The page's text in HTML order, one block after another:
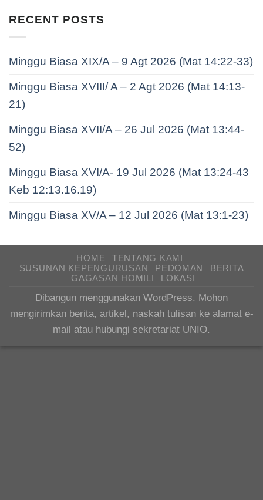
RECENT POSTS
Minggu Biasa XIX/A – 9 Agt 2026 (Mat 14:22-33)
Minggu Biasa XVIII/ A – 2 Agt 2026 (Mat 14:13-
21)
Minggu Biasa XVII/A – 26 Jul 2026 (Mat 13:44-
52)
Minggu Biasa XVI/A- 19 Jul 2026 (Mat 13:24-43
Keb 12:13.16.19)
Minggu Biasa XV/A – 12 Jul 2026 (Mat 13:1-23)
HOME
TENTANG KAMI
SUSUNAN KEPENGURUSAN
PEDOMAN
BERITA
GAGASAN HOMILI
LOKASI
Dibangun menggunakan WordPress. Mohon
mengirimkan berita, artikel, naskah tulisan ke alamat e-
mail atau hubungi sekretariat UNIO.